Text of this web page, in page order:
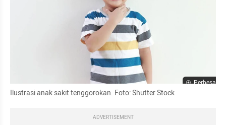
Perbesar
Ilustrasi anak sakit tenggorokan. Foto: Shutter Stock
ADVERTISEMENT